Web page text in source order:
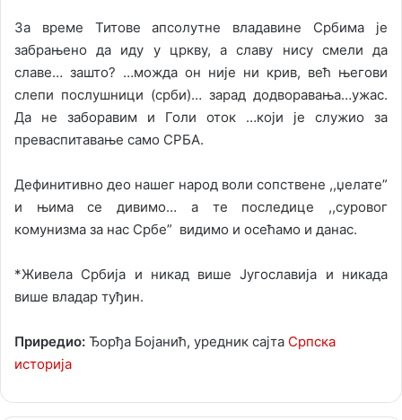
За време Титове апсолутне владавине Србима је
забрањено да иду у цркву, а славу нису смели да
славе… зашто? …можда он није ни крив, већ његови
слепи послушници (срби)… зарад додворавања…ужас.
Да не заборавим и Голи оток …који је служио за
преваспитавање само СРБА.
Дефинитивно део нашег народ воли сопствене ,,џелате”
и њима се дивимо… а те последице ,,суровог
комунизма за нас Србе” видимо и осећамо и данас.
*Живела Србија и никад више Југославија и никада
више владар туђин.
Приредио: Ђорђа Бојанић, уредник сајта Српска
историја